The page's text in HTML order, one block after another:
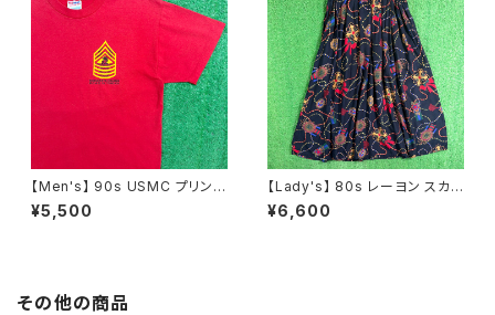
【Men's】 90s USMC プリント
Tシャツ / アメリカ製 USA製 9
0年代 ティーシャツ T-Shirt 古
¥5,500
【Lady's】 80s レーヨン スカ
ーフ柄 スカート / 80年代 古着
レディース 総柄 2266
¥6,600
その他の商品